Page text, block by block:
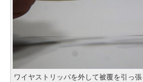
ワイヤストリッパを外して被覆を引っ